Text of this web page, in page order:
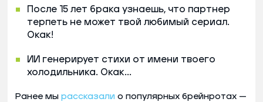
После 15 лет брака узнаешь, что партнер
терпеть не может твой любимый сериал.
Окак!
ИИ генерирует стихи от имени твоего
холодильника. Окак...
Ранее мы рассказали о популярных брейнротах —